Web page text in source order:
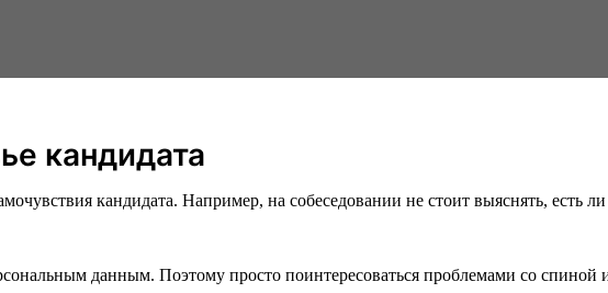
кандидата
кандидата. Например, на собеседовании не стоит выяснять, есть
данным. Поэтому просто поинтересоваться проблемами со спиной